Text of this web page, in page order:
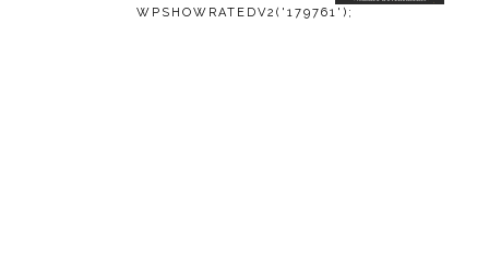
WPSHOWRATEDV2('179761');